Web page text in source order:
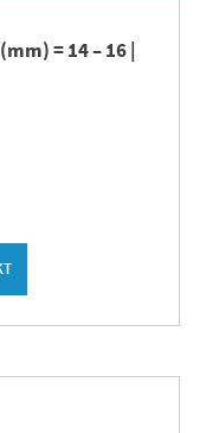
= 14 – 16 |